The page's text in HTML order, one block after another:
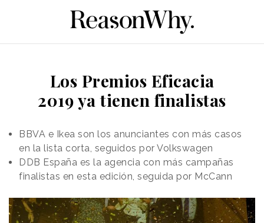
Los Premios Eficacia
2019 ya tienen finalistas
BBVA e Ikea son los anunciantes con más casos
en la lista corta, seguidos por Volkswagen
DDB España es la agencia con más campañas
finalistas en esta edición, seguida por McCann